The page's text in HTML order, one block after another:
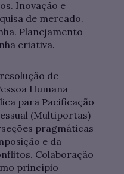
Inovação e
de mercado.
Planejamento
criativa.
de
Humana
para Pacificação
(Multiportas)
pragmáticas
e da
Colaboração
princípio